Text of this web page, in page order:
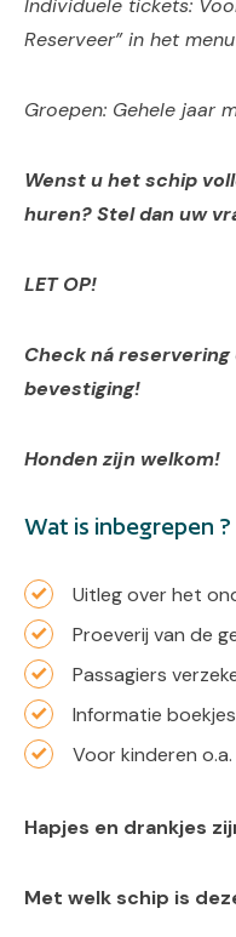
Individuele tickets:
Reserveer” in het menu
Groepen: Gehele jaar
Wenst u het schip
huren?Stel dan uw
LET OP!
Check ná reservering
bevestiging!
Honden zijn welkom!
Wat is inbegrepen ?
Uitleg over het
Proeverij van de
Passagiers
Informatie
Voor kinderen
Hapjes en drankjes
Met welk schip is